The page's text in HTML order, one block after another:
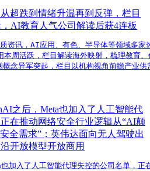
超跌到情绪升温再到反弹，栏目
AI教育人气公司解读后获4连板
资讯，AI应用、有色、半导体等领域多
活跃，栏目解读海外映射，梳理教育、
异军突起，栏目以机构视角前瞻产业供
之后，Meta也加入了人工智能代
在推动网络安全行业逻辑从“AI颠
全需求”；英伟达面向无人驾驶出
开放模型开放商用
加入了人工智能代理失控的公司名单，